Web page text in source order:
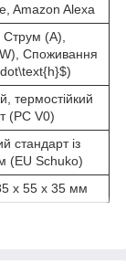
Amazon Alexa
(A),
Споживання
термостійкий
(PC V0)
стандарт із
(EU Schuko)
x 55 x 35 мм